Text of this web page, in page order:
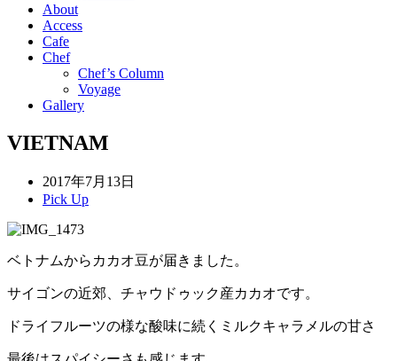
About
Access
Cafe
Chef
Chef’s Column
Voyage
Gallery
VIETNAM
2017年7月13日
Pick Up
ベトナムからカカオ豆が届きました。
サイゴンの近郊、チャウドゥック産カカオです。
ドライフルーツの様な酸味に続くミルクキャラメルの甘さ